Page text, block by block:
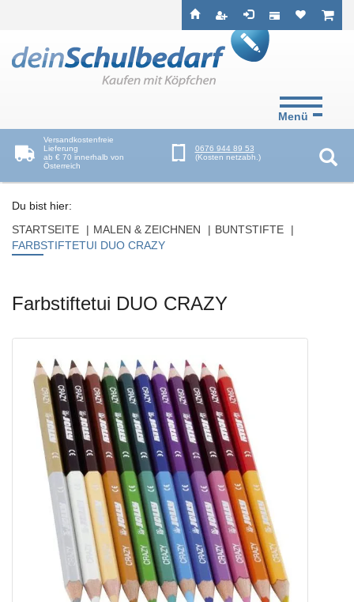
ist leerist
Menü
Versandkostenfreie
Lieferung
ab € 70 innerhalb von
Österreich
0676 944 89 53
(Kosten netzabh.)
Du bist hier:
STARTSEITE
MALEN & ZEICHNEN
BUNTSTIFTE
FARBSTIFTETUI DUO CRAZY
Farbstiftetui DUO CRAZY